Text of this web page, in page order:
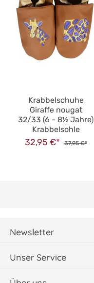
Krabbelschuhe
Giraffe nougat
32/33 (6 - 8½ Jahre)
Krabbelsohle
32,95 €* 37,95 €*
Newsletter
Unser Service